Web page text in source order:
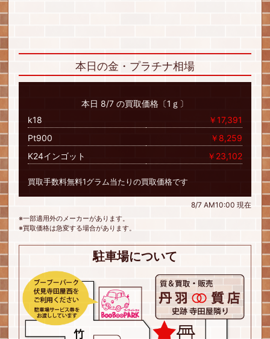
本日の金・プラチナ相場
本日 8/7 の買取価格〔1ｇ〕
k18
￥17,391
Pt900
￥8,259
K24インゴット
￥23,102
買取手数料無料1グラム当たりの買取価格です
8/7 AM10:00 現在
※一部適用外のメーカーがあります。
※買取価格は急変する場合があります。
駐車場について